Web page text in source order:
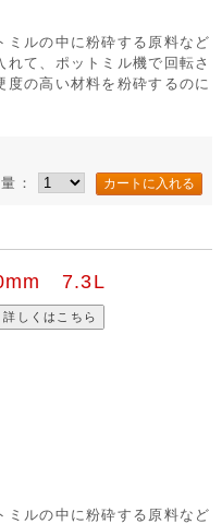
ミルの中に粉砕する原料など
て、ポットミル機で回転さ
の高い材料を粉砕するのに
：
7.3L
詳しくはこちら
ミルの中に粉砕する原料など